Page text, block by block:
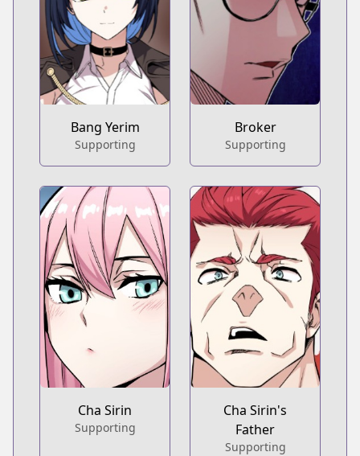
Bang Yerim
Supporting
Broker
Supporting
Cha Sirin
Supporting
Cha Sirin's
Father
Supporting